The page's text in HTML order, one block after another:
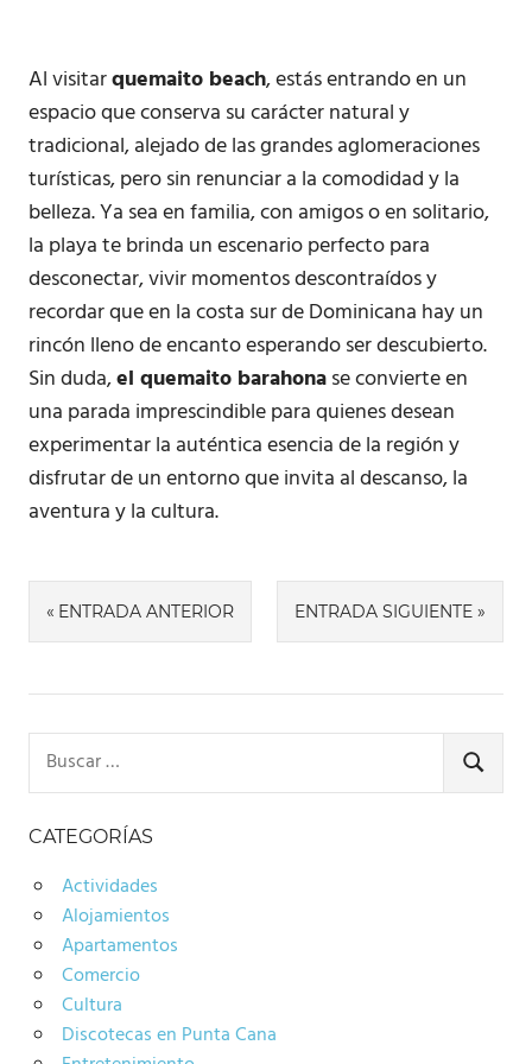
Al visitarquemaito beach, estás entrando en un
espacio que conserva su carácter natural y
tradicional, alejado de las grandes aglomeraciones
turísticas, pero sin renunciar a la comodidad y la
belleza. Ya sea en familia, con amigos o en solitario,
la playa te brinda un escenario perfecto para
desconectar, vivir momentos descontraídos y
recordar que en la costa sur de Dominicana hay un
rincón lleno de encanto esperando ser descubierto.
Sin duda,el quemaito barahonase convierte en
una parada imprescindible para quienes desean
experimentar la auténtica esencia de la región y
disfrutar de un entorno que invita al descanso, la
aventura y la cultura.
Navegación
de
entradas
ENTRADA ANTERIOR ENTRADA SIGUIENTE
BUSCAR
CATEGORÍAS
Actividades
Alojamientos
Apartamentos
Comercio
Cultura
Discotecas en Punta Cana